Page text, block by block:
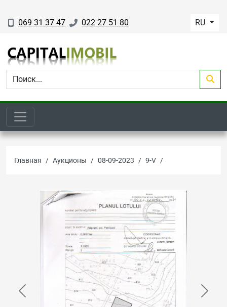
069 31 37 47 022 27 51 80 RU
Главная Аукционы 08-09-2023 9-V
Previous Next